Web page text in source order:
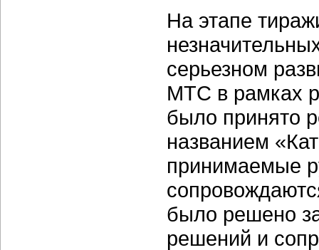
На этапе
серьезном
МТС в рамках
было принято
названием
принимаемые
было решено
решений и